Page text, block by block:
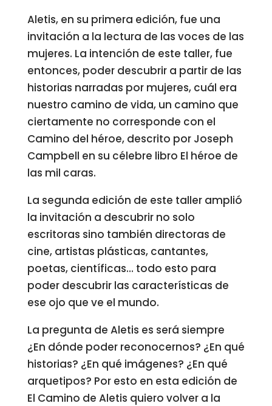
Aletis, en su primera edición, fue una
invitación a la lectura de las voces de las
mujeres. La intención de este taller, fue
entonces, poder descubrir a partir de las
historias narradas por mujeres, cuál era
nuestro camino de vida, un camino que
ciertamente no corresponde con el
Camino del héroe, descrito por Joseph
Campbell en su célebre libro El héroe de
las mil caras.
La segunda edición de este taller amplió
la invitación a descubrir no solo
escritoras sino también directoras de
cine, artistas plásticas, cantantes,
poetas, científicas… todo esto para
poder descubrir las características de
ese ojo que ve el mundo.
La pregunta de Aletis es será siempre
¿En dónde poder reconocernos? ¿En qué
historias? ¿En qué imágenes? ¿En qué
arquetipos? Por esto en esta edición de
El Camino de Aletis quiero volver a la